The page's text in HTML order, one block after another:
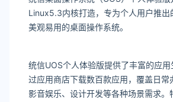
Linux5.3内核打造，专为个人用户推出
美观易用的桌面操作系统。
统信UOS个人体验版提供了丰富的应
过应用商店下载数百款应用，覆盖日常
影音娱乐、设计开发等各种场景需求。